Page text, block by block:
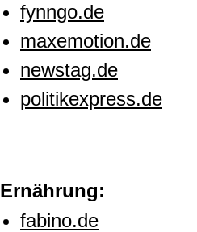
fynngo.de
maxemotion.de
newstag.de
politikexpress.de
Ernährung:
fabino.de